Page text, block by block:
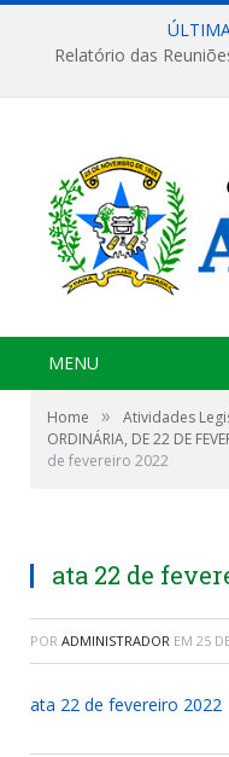
Relatório das
MENU
Home » Atividades
ORDINÁRIA, DE 22 DE
de fevereiro 2022
ata 22 de
POR ADMINISTRADOR EM 25
ata 22 de fevereiro 2022